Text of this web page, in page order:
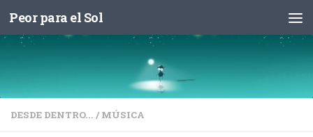
Saltar al contenido
Peor para el Sol
DESDE DENTRO... / MÚSICA